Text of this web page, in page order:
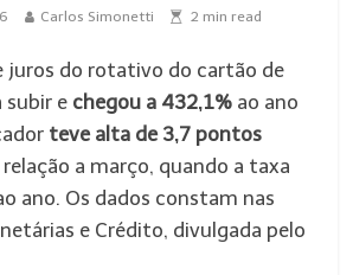
Carlos Simonetti 2 min read
juros do rotativo do cartão de
e chegou a 432,1% ao ano
teve alta de 3,7 pontos
a março, quando a taxa
ano. Os dados constam nas
e Crédito, divulgada pelo